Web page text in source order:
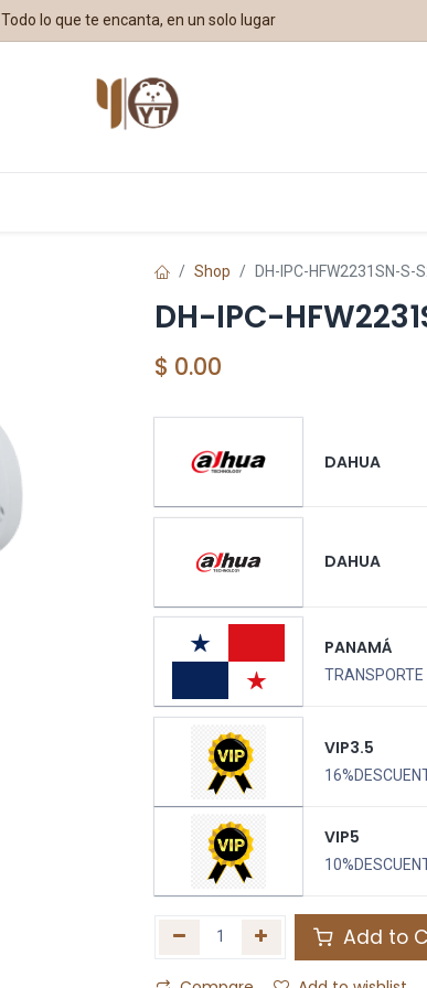
Todo lo que te encanta, en un solo lugar
Shop DH-IPC-HFW2231SN-S-
DH-IPC-
$ 0.00
DAHUA
DAHUA
PANAMÁ
VIP3.5
VIP5
Add to